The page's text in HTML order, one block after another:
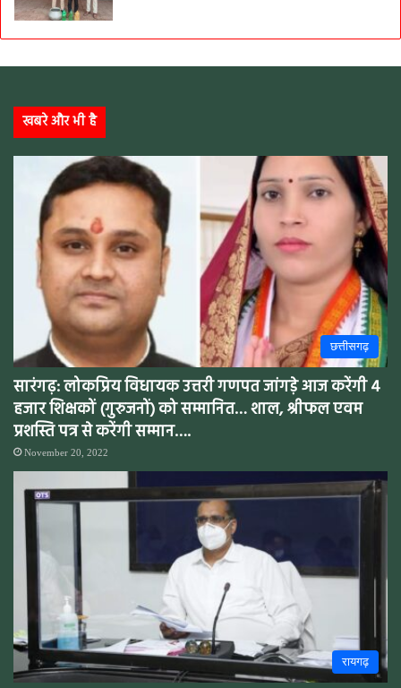
खबरे और भी है
छत्तीसगढ़
सारंगढ़: लोकप्रिय विधायक उत्तरी गणपत जांगड़े आज करेंगी 4
हजार शिक्षकों (गुरुजनों) को सम्मानित… शाल, श्रीफल एवम
प्रशस्ति पत्र से करेंगी सम्मान….
November 20, 2022
रायगढ़